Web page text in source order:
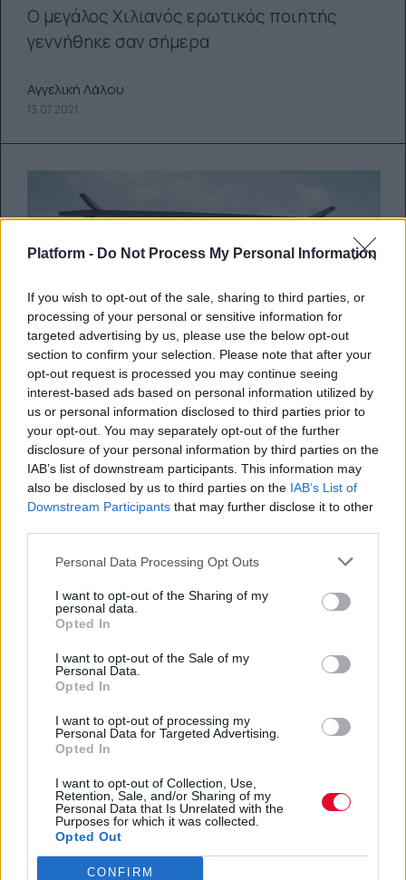
Platform - Do Not Process My Personal Information
If you wish to opt-out of the sale, sharing to third parties, or
processing of your personal or sensitive information for
targeted advertising by us, please use the below opt-out
section to confirm your selection. Please note that after your
opt-out request is processed you may continue seeing
interest-based ads based on personal information utilized by
us or personal information disclosed to third parties prior to
your opt-out. You may separately opt-out of the further
disclosure of your personal information by third parties on the
IAB’s list of downstream participants. This information may
also be disclosed by us to third parties on the IAB’s List of
Downstream Participants that may further disclose it to other
Personal Data Processing Opt Outs
I want to opt-out of the Sharing of my
personal data.
Opted In
I want to opt-out of the Sale of my
Personal Data.
Opted In
I want to opt-out of processing my
Personal Data for Targeted Advertising.
Opted In
I want to opt-out of Collection, Use,
Retention, Sale, and/or Sharing of my
Personal Data that Is Unrelated with the
Purposes for which it was collected.
Opted Out
CONFIRM
Ο μεγάλος Χιλιανός ερωτικός ποιητής
γεννήθηκε σαν σήμερα
Αγγελική Λάλου
13.07.2021
Να πάω διακοπές με το αγόρι μου
ή είναι ακόμα υπερβολικά νωρίς
για τη σχέση μας;
ειδικούς, για να μη χαλάσεις το καλοκαίρι
σου.
13.07.2021